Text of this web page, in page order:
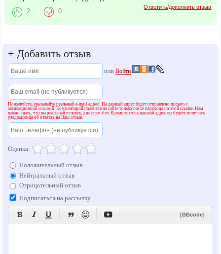
Ответить/дополнить отзыв
2 0
+ Добавить отзыв
илиВойти
Пожалуйста, указывайте реальный e-mail адрес! На данный адрес будет отправлено письмо с
активационной ссылкой. Комментарий появится на сайте только после перехода по этой ссылке. Нам
важно знать, что вы реальный человек, а не спам-бот. Кроме того на данный адрес вы будете получать
уведомления об ответах на Ваш отзыв.
Оценка
Положительный отзыв
Нейтральный отзыв
Отрицательный отзыв
Подписаться на рассылку
      [BBcode]